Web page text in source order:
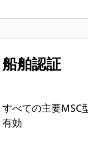
船舶認証
すべての主要MSC
有効